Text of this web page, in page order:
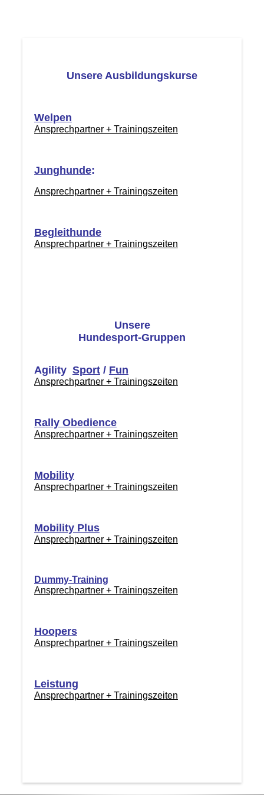
Unsere Ausbildungskurse
Welpen
Ansprechpartner + Trainingszeiten
Junghunde:
Ansprechpartner + Trainingszeiten
Begleithunde
Ansprechpartner + Trainingszeiten
Unsere
Hundesport-Gruppen
Agility Sport/ Fun
Ansprechpartner + Trainingszeiten
Rally Obedience
Ansprechpartner + Trainingszeiten
Mobility
Ansprechpartner + Trainingszeiten
Mobility Plus
Ansprechpartner + Trainingszeiten
Dummy-Training
Ansprechpartner + Trainingszeiten
Hoopers
Ansprechpartner + Trainingszeiten
Leistung
Ansprechpartner + Trainingszeiten